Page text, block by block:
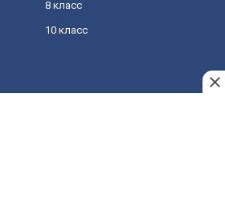
8 класс
10 класс